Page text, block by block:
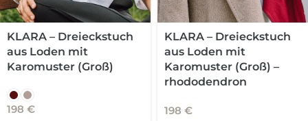
KLARA – Dreieckstuch
aus Loden mit
Karomuster (Groß)
198 €
KLARA – Dreieckstuch
aus Loden mit
Karomuster (Groß) –
rhododendron
198 €